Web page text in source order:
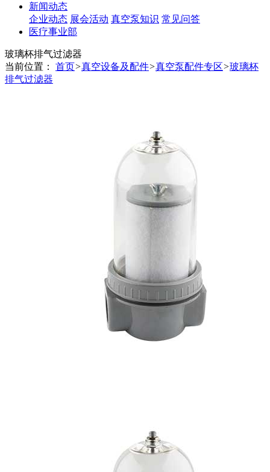
新闻动态
企业动态 展会活动 真空泵知识 常见问答
医疗事业部
玻璃杯排气过滤器
当前位置：
首页>真空设备及配件>真空泵配件专区>玻璃杯
排气过滤器